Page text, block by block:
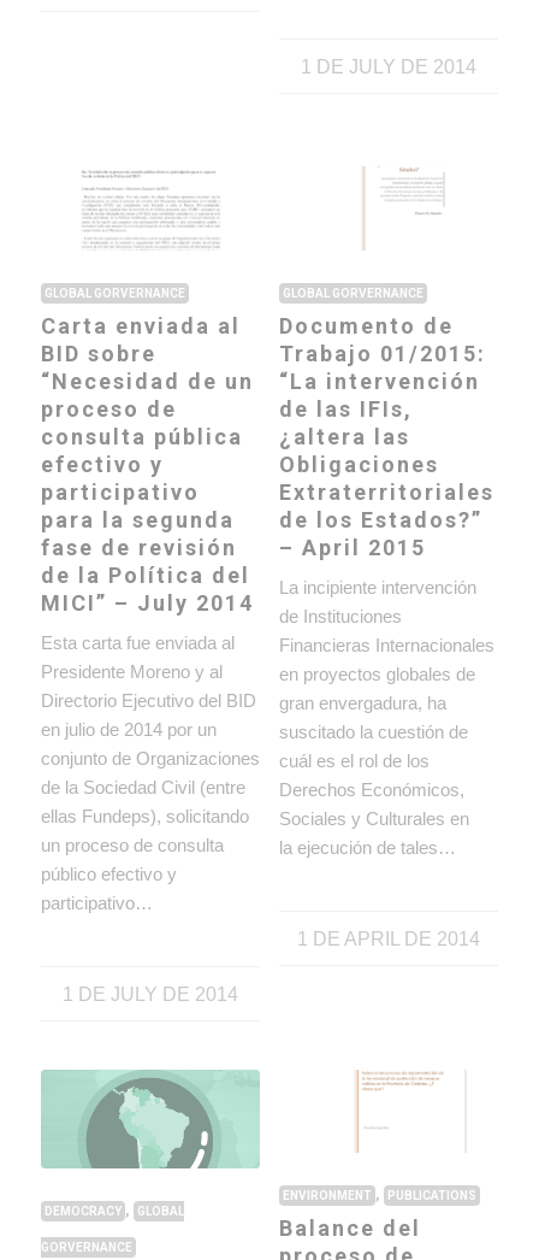
1 DE JULY DE 2014
GLOBAL GORVERNANCE
Carta enviada al
BID sobre
“Necesidad de un
proceso de
consulta pública
efectivo y
participativo
para la segunda
fase de revisión
de la Política del
MICI” – July 2014
Esta carta fue enviada al
Presidente Moreno y al
Directorio Ejecutivo del BID
en julio de 2014 por un
conjunto de Organizaciones
de la Sociedad Civil (entre
ellas Fundeps), solicitando
un proceso de consulta
público efectivo y
participativo…
1 DE JULY DE 2014
GLOBAL GORVERNANCE
Documento de
Trabajo 01/2015:
“La intervención
de las IFIs,
¿altera las
Obligaciones
Extraterritoriales
de los Estados?”
– April 2015
La incipiente intervención
de Instituciones
Financieras Internacionales
en proyectos globales de
gran envergadura, ha
suscitado la cuestión de
cuál es el rol de los
Derechos Económicos,
Sociales y Culturales en
la ejecución de tales…
1 DE APRIL DE 2014
DEMOCRACY , GLOBAL
GORVERNANCE
ENVIRONMENT , PUBLICATIONS
Balance del